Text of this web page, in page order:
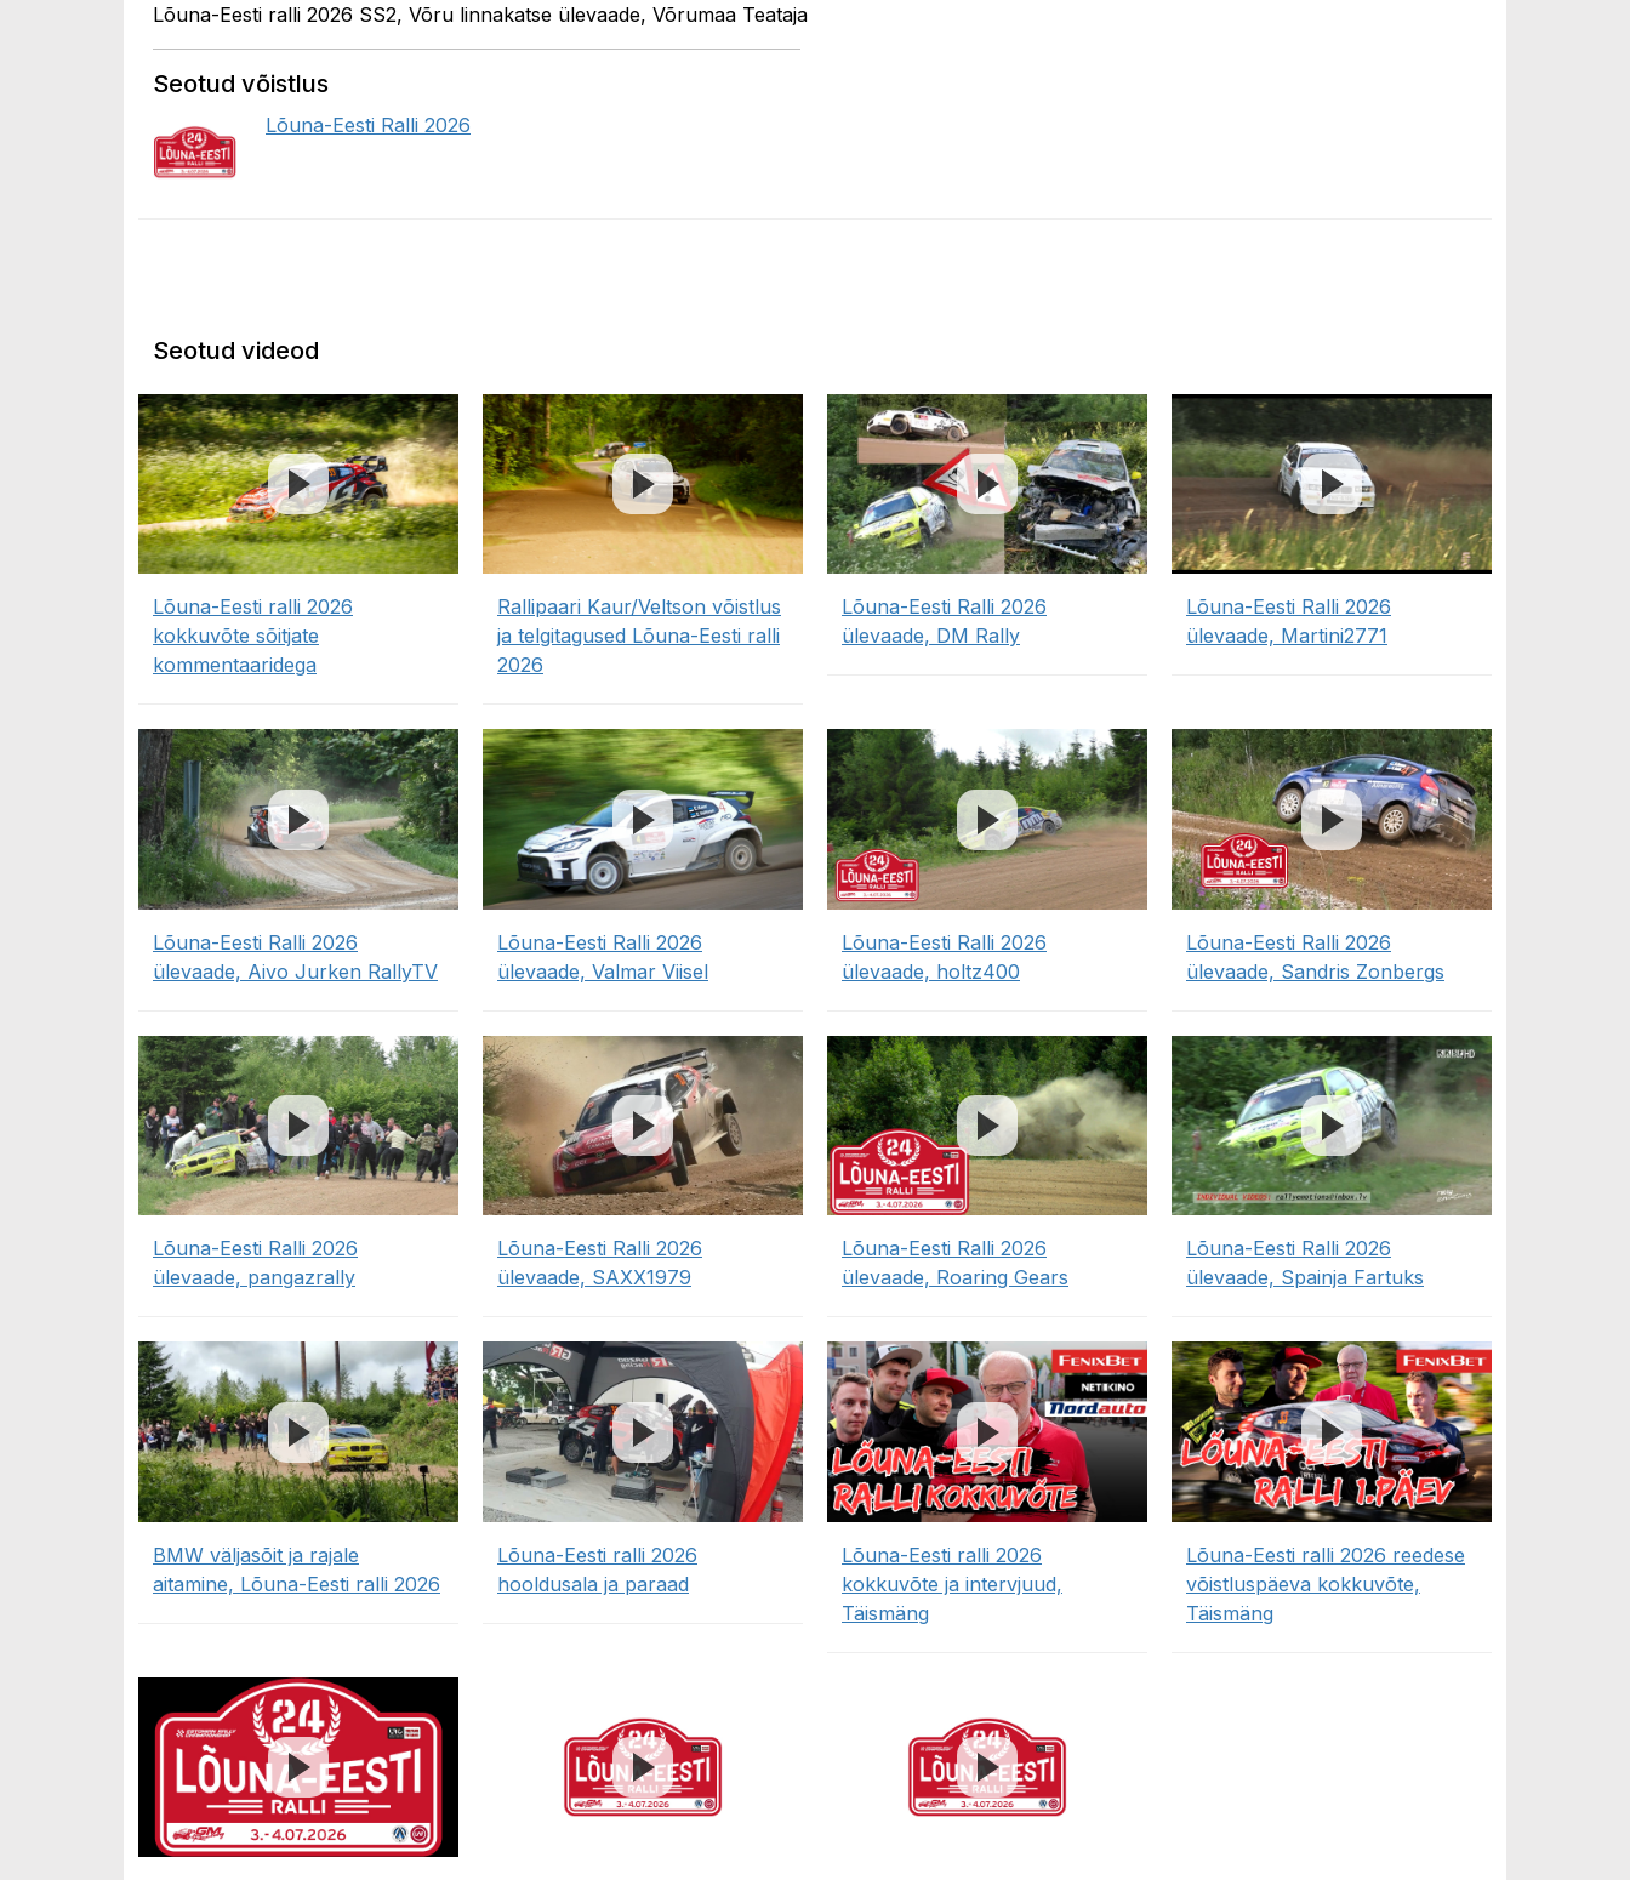
Lõuna-Eesti ralli 2026 SS2, Võru linnakatse ülevaade, Võrumaa Teataja
Seotud võistlus
Lõuna-Eesti Ralli 2026
Seotud videod
Lõuna-Eesti ralli 2026
kokkuvõte sõitjate
kommentaaridega
Rallipaari Kaur/Veltson võistlus
ja telgitagused Lõuna-Eesti ralli
2026
Lõuna-Eesti Ralli 2026
ülevaade, DM Rally
Lõuna-Eesti Ralli 2026
ülevaade, Martini2771
Lõuna-Eesti Ralli 2026
ülevaade, Aivo Jurken RallyTV
Lõuna-Eesti Ralli 2026
ülevaade, Valmar Viisel
Lõuna-Eesti Ralli 2026
ülevaade, holtz400
Lõuna-Eesti Ralli 2026
ülevaade, Sandris Zonbergs
Lõuna-Eesti Ralli 2026
ülevaade, pangazrally
Lõuna-Eesti Ralli 2026
ülevaade, SAXX1979
Lõuna-Eesti Ralli 2026
ülevaade, Roaring Gears
Lõuna-Eesti Ralli 2026
ülevaade, Spainja Fartuks
BMW väljasõit ja rajale
aitamine, Lõuna-Eesti ralli 2026
Lõuna-Eesti ralli 2026
hooldusala ja paraad
Lõuna-Eesti ralli 2026
kokkuvõte ja intervjuud,
Täismäng
Lõuna-Eesti ralli 2026 reedese
võistluspäeva kokkuvõte,
Täismäng